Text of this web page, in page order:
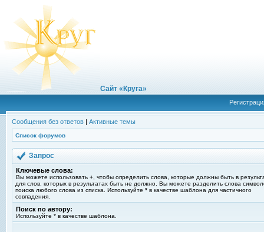
Сайт «Круга»
Сообщения без ответов | Активные темы
Список форумов
Запрос
Ключевые слова:
Вы можете использовать + , чтобы определить слова, которые должны быть в
для слов, которых в результатах быть не должно. Вы можете разделить слова
поиска любого слова из списка. Используйте * в качестве шаблона для частичного
совпадения.
Поиск по автору:
Используйте * в качестве шаблона.